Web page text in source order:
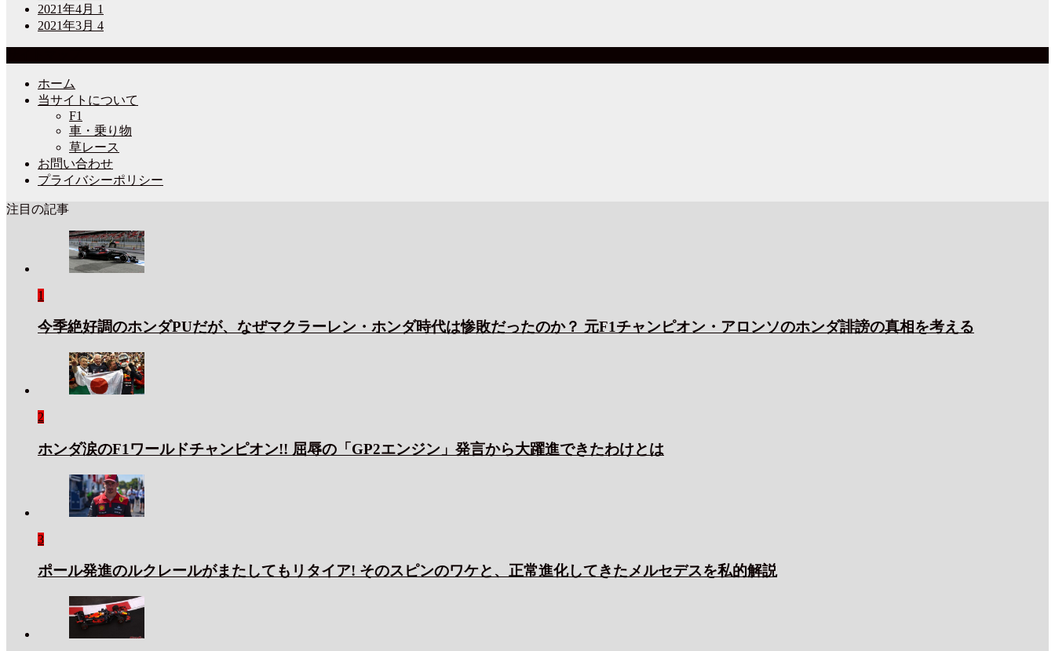
2021年4月 1
2021年3月 4
ホーム
当サイトについて
F1
車・乗り物
草レース
お問い合わせ
プライバシーポリシー
注目の記事
1
今季絶好調のホンダPUだが、なぜマクラーレン・ホンダ時代は惨敗だったのか？ 元F1チャンピオン・アロンソのホンダ誹謗の真相を考える
2
ホンダ涙のF1ワールドチャンピオン!! 屈辱の「GP2エンジン」発言から大躍進できたわけとは
3
ポール発進のルクレールがまたしてもリタイア! そのスピンのワケと、正常進化してきたメルセデスを私的解説